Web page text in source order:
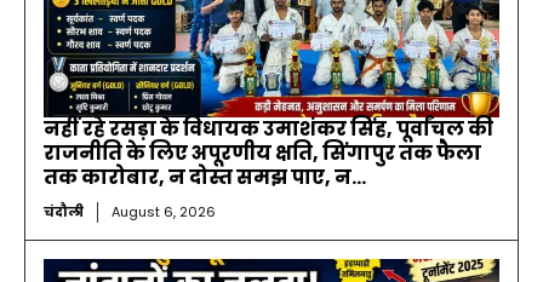
नहीं रहे रसड़ा के विधायक उमाशंकर सिंह, पूर्वांचल की
राजनीति के लिए अपूरणीय क्षति, सिंगापुर तक फैला
तक कारोबार, न दोस्त समझ पाए, न...
चंदौली August 6, 2026